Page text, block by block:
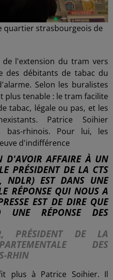
quartier strasbourgeois de
l'extension du tram vers
des débitants de tabac du
Selon les buralistes
tenable : le tram facilite
tabac, légale ou pas, et les
Patrice Soihier
bas-rhinois. Pour lui, les
d'indifférence
D'AVOIR AFFAIRE À UN
PRÉSIDENT DE LA CTS
NDLR) EST DANS UNE
RÉPONSE QUI NOUS A
EST DE DIRE QUE
UNE RÉPONSE DES
PRÉSIDENT DE LA
DES
RHIN
plus à Patrice Soihier. Il